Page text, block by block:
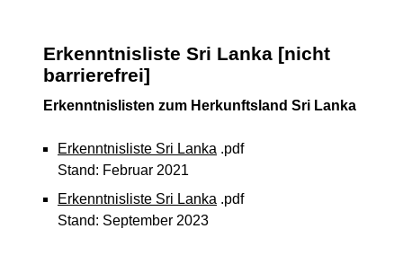
Erkenntnisliste Sri Lanka [nicht
barrierefrei]
Erkenntnislisten zum Herkunftsland Sri Lanka
Erkenntnisliste Sri Lanka .pdf
Stand: Februar 2021
Erkenntnisliste Sri Lanka .pdf
Stand: September 2023